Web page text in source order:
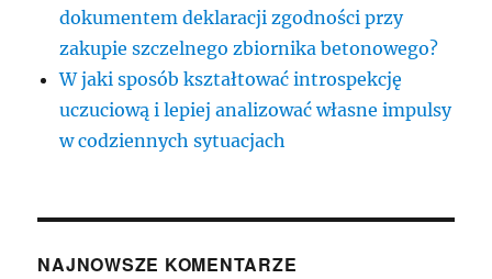
dokumentem deklaracji zgodności przy
zakupie szczelnego zbiornika betonowego?
W jaki sposób kształtować introspekcję
uczuciową i lepiej analizować własne impulsy
w codziennych sytuacjach
NAJNOWSZE KOMENTARZE